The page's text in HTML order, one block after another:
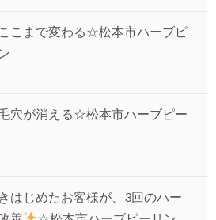
こまで変わる☆松本市ハーブピ
穴が消える☆松本市ハーブピー
はじめたお客様が、3回のハー